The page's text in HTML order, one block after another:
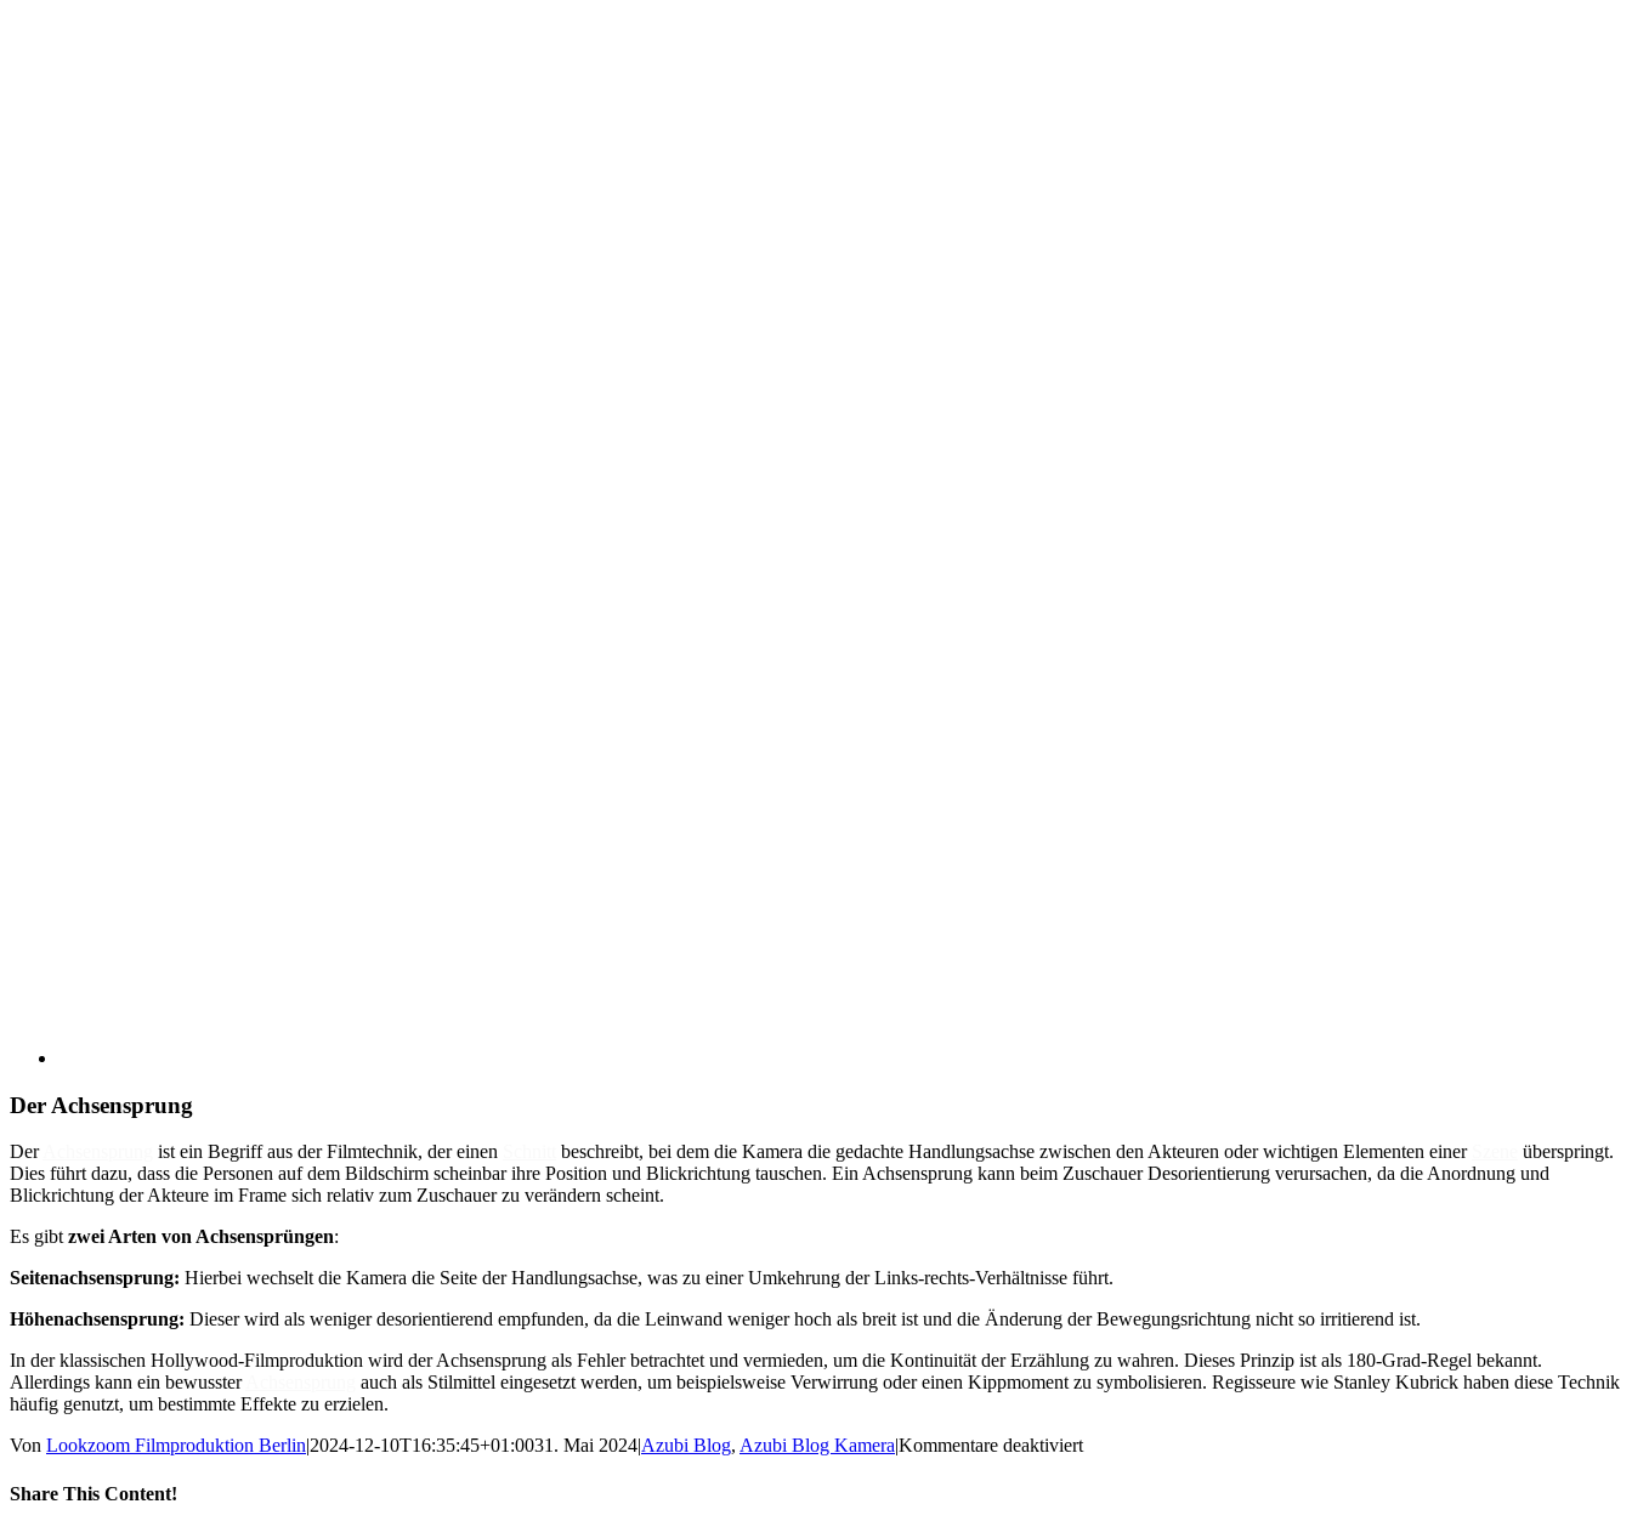
Der Achsensprung
Der ist ein Begriff aus der Filmtechnik, der einen beschreibt, bei dem die Kamera die gedachte Handlungsachse zwischen den Akteuren oder wichtigen Elementen einer
überspringt.
Dies führt dazu, dass die Personen auf dem Bildschirm scheinbar ihre Position und Blickrichtung tauschen. Ein Achsensprung kann beim Zuschauer Desorientierung verursachen, da die Anordnung und
Blickrichtung der Akteure im Frame sich relativ zum Zuschauer zu verändern scheint.
Es gibtzwei Arten von Achsensprüngen:
Seitenachsensprung: Hierbei wechselt die Kamera die Seite der Handlungsachse, was zu einer Umkehrung der Links-rechts-Verhältnisse führt.
Höhenachsensprung: Dieser wird als weniger desorientierend empfunden, da die Leinwand weniger hoch als breit ist und die Änderung der Bewegungsrichtung nicht so irritierend ist.
In der klassischen Hollywood-Filmproduktion wird der Achsensprung als Fehler betrachtet und vermieden, um die Kontinuität der Erzählung zu wahren. Dieses Prinzip ist als 180-Grad-Regel bekannt.
Allerdings kann ein bewusster
auch als Stilmittel eingesetzt werden, um beispielsweise Verwirrung oder einen Kippmoment zu symbolisieren. Regisseure wie Stanley Kubrick haben diese Technik
häufig genutzt, um bestimmte Effekte zu erzielen.
Von Lookzoom Filmproduktion Berlin|2024-12-10T16:35:45+01:0031. Mai 2024|Azubi Blog, Azubi Blog Kamera|Kommentare deaktiviertfür
Share This Content!